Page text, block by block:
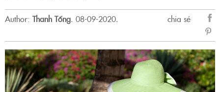
Author: Thanh Tống. 08-09-2020.
chia sẻ
sẻ